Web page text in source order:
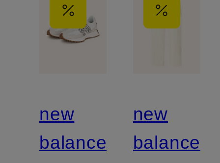
new
balance
new
balance